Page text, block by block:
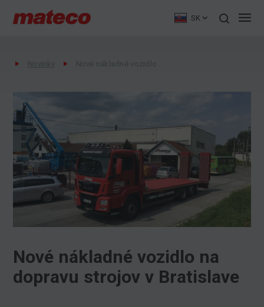
SK
Nové nákladné vozidlo na
dopravu strojov v Bratislave